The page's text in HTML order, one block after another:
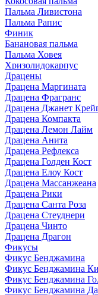
Пальма Ливистона
Пальма Рапис
Финик
Банановая пальма
Пальма Ховея
Хризолидокарпус
Драцены
Драцена Маргината
Драцена Фрагранс
Драцена Джанет
Драцена Компакта
Драцена Лемон Лайм
Драцена Анита
Драцена Рефлекса
Драцена Голден Кост
Драцена Елоу Кост
Драцена Массанжеана
Драцена Рики
Драцена Санта Роза
Драцена Стеуднери
Драцена Чинто
Драцена Драгон
Фикусы
Фикус Бенджамина
Фикус Бенджамина
Фикус Бенджамина
Фикус Бенджамина